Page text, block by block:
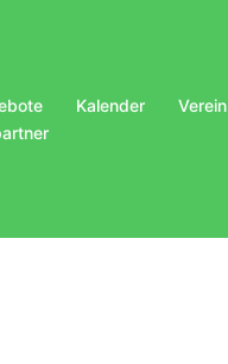
Kalender Verein